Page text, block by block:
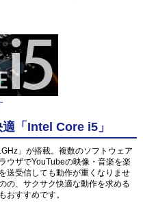
「Intel Core i5」
」が搭載。複数のソフトウェア
ウザでYouTubeの映像・音楽を楽
送受信しても動作が重くなりませ
の、サクサク快適な動作を求める
おすすめです。